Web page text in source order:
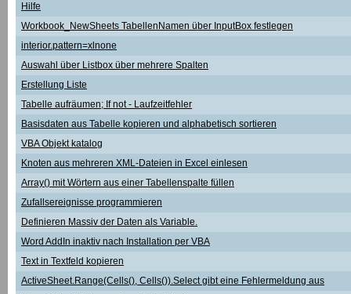
Hilfe
Workbook_NewSheets TabellenNamen über InputBox festlegen
interior.pattern=xlnone
Auswahl über Listbox über mehrere Spalten
Erstellung Liste
Tabelle aufräumen; If not - Laufzeitfehler
Basisdaten aus Tabelle kopieren und alphabetisch sortieren
VBA Objekt katalog
Knoten aus mehreren XML-Dateien in Excel einlesen
Array() mit Wörtern aus einer Tabellenspalte füllen
Zufallsereignisse programmieren
Definieren Massiv der Daten als Variable.
Word AddIn inaktiv nach Installation per VBA
Text in Textfeld kopieren
ActiveSheet.Range(Cells(), Cells()).Select gibt eine Fehlermeldung aus